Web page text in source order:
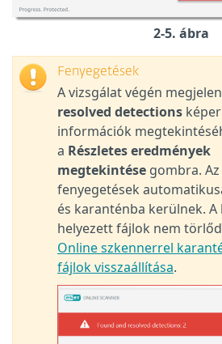
2-5. ábra
Fenyegetések
A vizsgálat végén
resolved detections
információk
a Részletes eredmények
megtekintése gombra.
fenyegetések
és karanténba kerülnek. A
helyezett fájlok nem
Online szkennerrel
fájlok visszaállítása.